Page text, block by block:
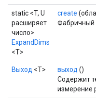
static <T, U
расширяет
число>
ExpandDims
<T>
create
Фабричный
Выход <Т> выход ()
Содержит
измерение